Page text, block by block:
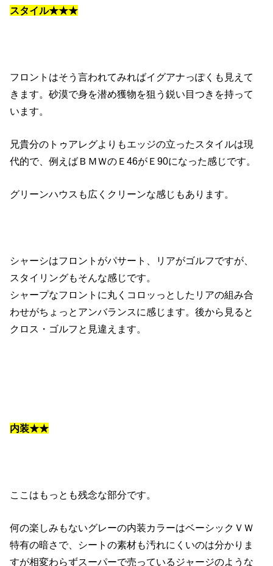
スタイル★★★
フロントはそう言われてみればイグアナっぽくも見えて
きます。砂漠で身を潜め獲物を狙う鋭い目つきを持って
います。
兄貴分のトゥアレグよりもエッジの立ったスタイルは現
代的で、例えばＢＭＷのＥ46がＥ90になった感じです。
グリーンハウスも広くクリーンな感じもあります。
シャーシはフロントがパサート、リアがゴルフですが、
スタイリングもそんな感じです。
シャープなフロントに丸くコロッっとしたリアの組み合
わせがちょっとアンバランスに感じます。後から見ると
クロス・ゴルフと見違えます。
内装★★
ここはもっとも残念な部分です。
何の楽しみもないグレーの内装カラーはベーシックＶＷ
特有の暗さで、シートの素材も汚れにくいのは分かりま
すが相変わらずスーパーで売っているジャージのような